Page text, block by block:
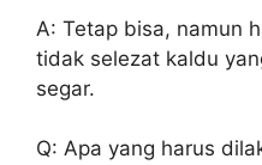
A: Tetap bisa, namun
tidak selezat kaldu
segar.
Q: Apa yang harus